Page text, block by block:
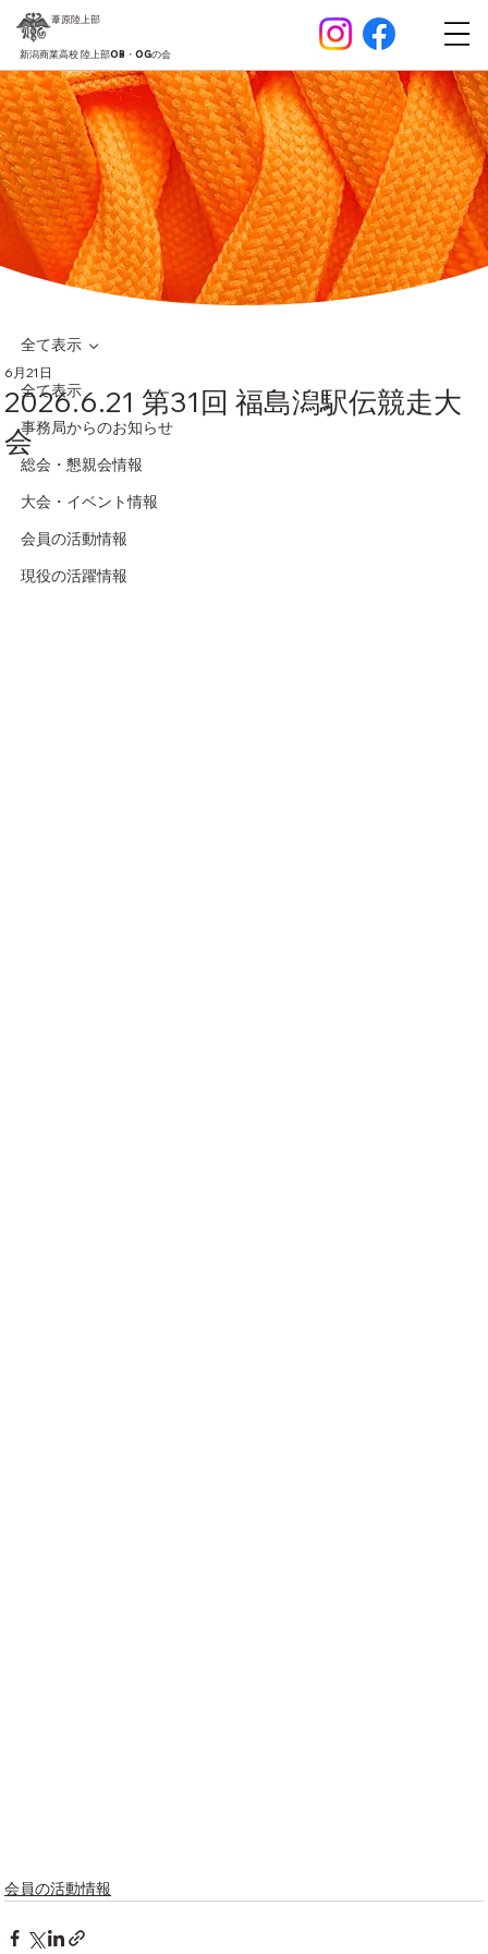
葦原陸上部
新潟商業高校 陸上部OB・OGの会
全て表示
事務局からのお知らせ
総会・懇親会情報
大会・イベント情報
会員の活動情報
現役の活躍情報
全て表示
2026.6.21 第31回 福島潟駅伝競走大
会
6月21日
会員の活動情報